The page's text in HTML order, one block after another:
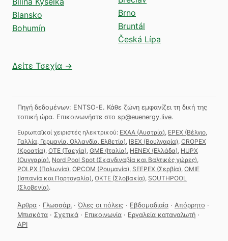
Blansko
Bohumín
Brno
Bruntál
Česká Lípa
Δείτε Τσεχία →
Πηγή δεδομένων: ENTSO-E. Κάθε ζώνη εμφανίζει τη δική της
τοπική ώρα. Επικοινωνήστε στο sp@euenergy.live.
Ευρωπαϊκοί χειριστές ηλεκτρικού: EXAA (Αυστρία) EPEX (Βέλγιο,
Γαλλία, Γερμανία, Ολλανδία, Ελβετία) IBEX (Βουλγαρία) CROPEX
(Κροατία) OTE (Τσεχία) GME (Ιταλία) HENEX (Ελλάδα) HUPX
(Ουγγαρία) Nord Pool Spot (Σκανδιναβία και Βαλτικές χώρες)
POLPX (Πολωνία) OPCOM (Ρουμανία) SEEPEX (Σερβία) OMIE
(Ισπανία και Πορτογαλία) OKTE (Σλοβακία) SOUTHPOOL
(Σλοβενία).
Άρθρα · Γλωσσάρι · Όλες οι πόλεις · Εβδομαδιαία · Απόρρητο ·
Μπισκότα · Σχετικά · Επικοινωνία · Εργαλεία καταναλωτή ·
API